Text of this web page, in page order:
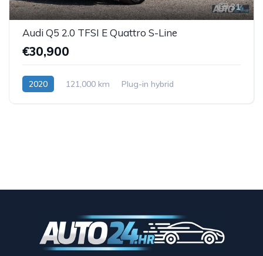
31
Audi Q5 2.0 TFSI E Quattro S-Line
€30,900
2020 121,000 km Plug-in hybrid